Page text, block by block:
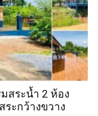
สระน้ำ 2 ห้อง
ระกว้างขวาง